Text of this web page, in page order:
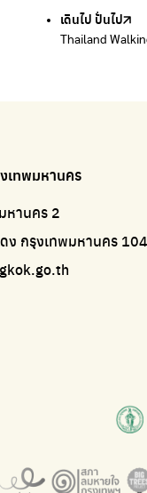
เดินไป ปั่นไป
Thailand
เทพมหานคร
หานคร 2
ง กรุงเทพมหานคร